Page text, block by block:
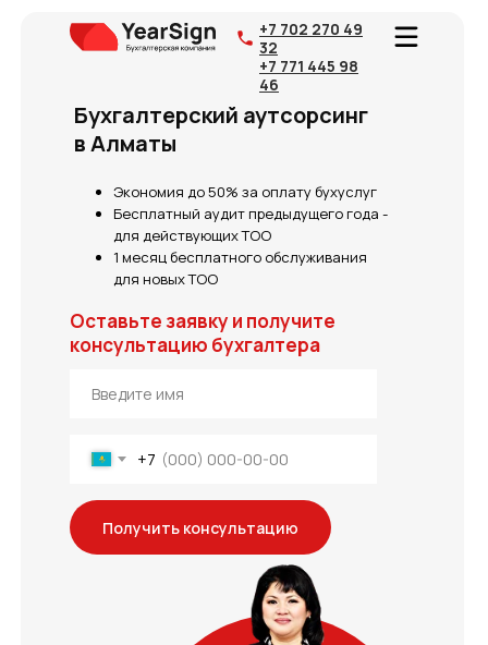
46
Бухгалтерский аутсорсинг
в Алматы
Экономия до 50% за оплату бухуслуг
Бесплатный аудит предыдущего года -
для действующих ТОО
1 месяц бесплатного обслуживания
для новых ТОО
+7 702 270 49
32
+7 771 445 98
46
Оставьте заявку и получите
консультацию бухгалтера
+7
Получить консультацию